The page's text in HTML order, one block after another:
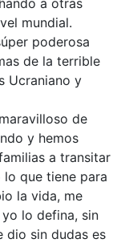
mundial.
poderosa
de la terrible
Ucraniano y
de
y hemos
a transitar
que tiene para
la vida, me
lo defina, sin
dio sin dudas es